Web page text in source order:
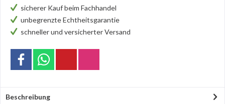
sicherer Kauf beim Fachhandel
unbegrenzte Echtheitsgarantie
schneller und versicherter Versand
Beschreibung